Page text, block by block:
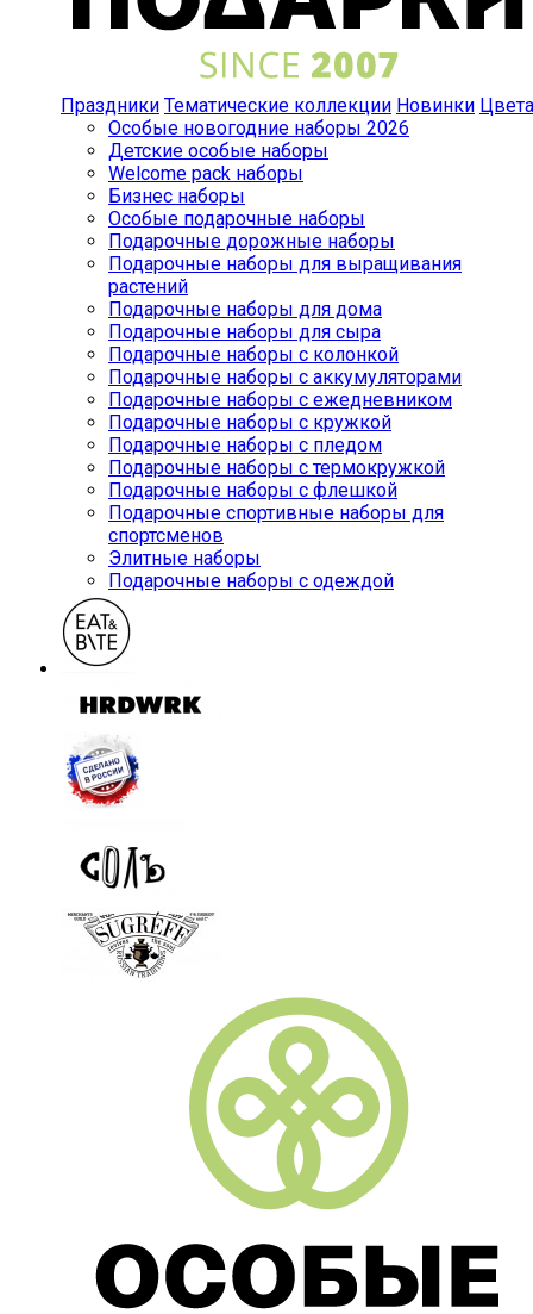
Праздники Тематические коллекции Новинки Цвета
Особые новогодние наборы 2026
Детские особые наборы
Welcome pack наборы
Бизнес наборы
Особые подарочные наборы
Подарочные дорожные наборы
Подарочные наборы для выращивания
растений
Подарочные наборы для дома
Подарочные наборы для сыра
Подарочные наборы с колонкой
Подарочные наборы с аккумуляторами
Подарочные наборы с ежедневником
Подарочные наборы с кружкой
Подарочные наборы с пледом
Подарочные наборы с термокружкой
Подарочные наборы с флешкой
Подарочные спортивные наборы для
спортсменов
Элитные наборы
Подарочные наборы с одеждой